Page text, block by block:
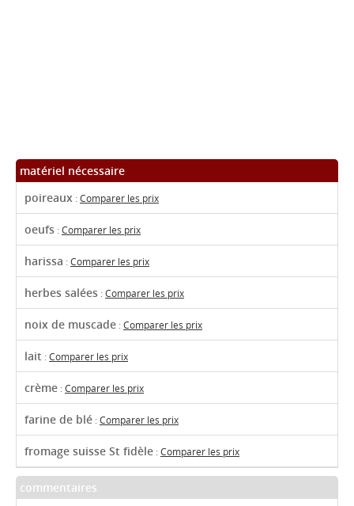
matériel nécessaire
poireaux :Comparer les prix
oeufs :Comparer les prix
harissa :Comparer les prix
herbes salées :Comparer les prix
noix de muscade :Comparer les prix
lait :Comparer les prix
crème :Comparer les prix
farine de blé :Comparer les prix
fromage suisse St fidèle :Comparer les prix
commentaires